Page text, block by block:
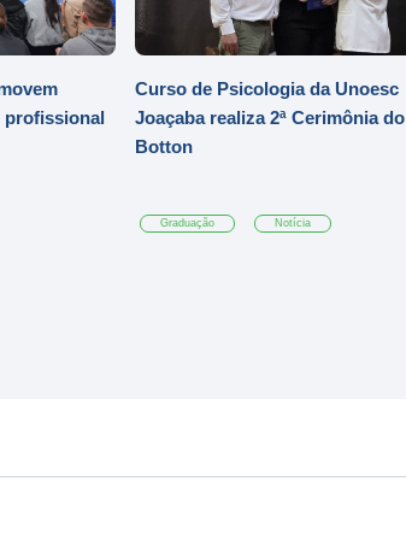
profissional
Curso de Psicologia da Unoesc
Joaçaba realiza 2ª Cerimônia do
Botton
Graduação Notícia